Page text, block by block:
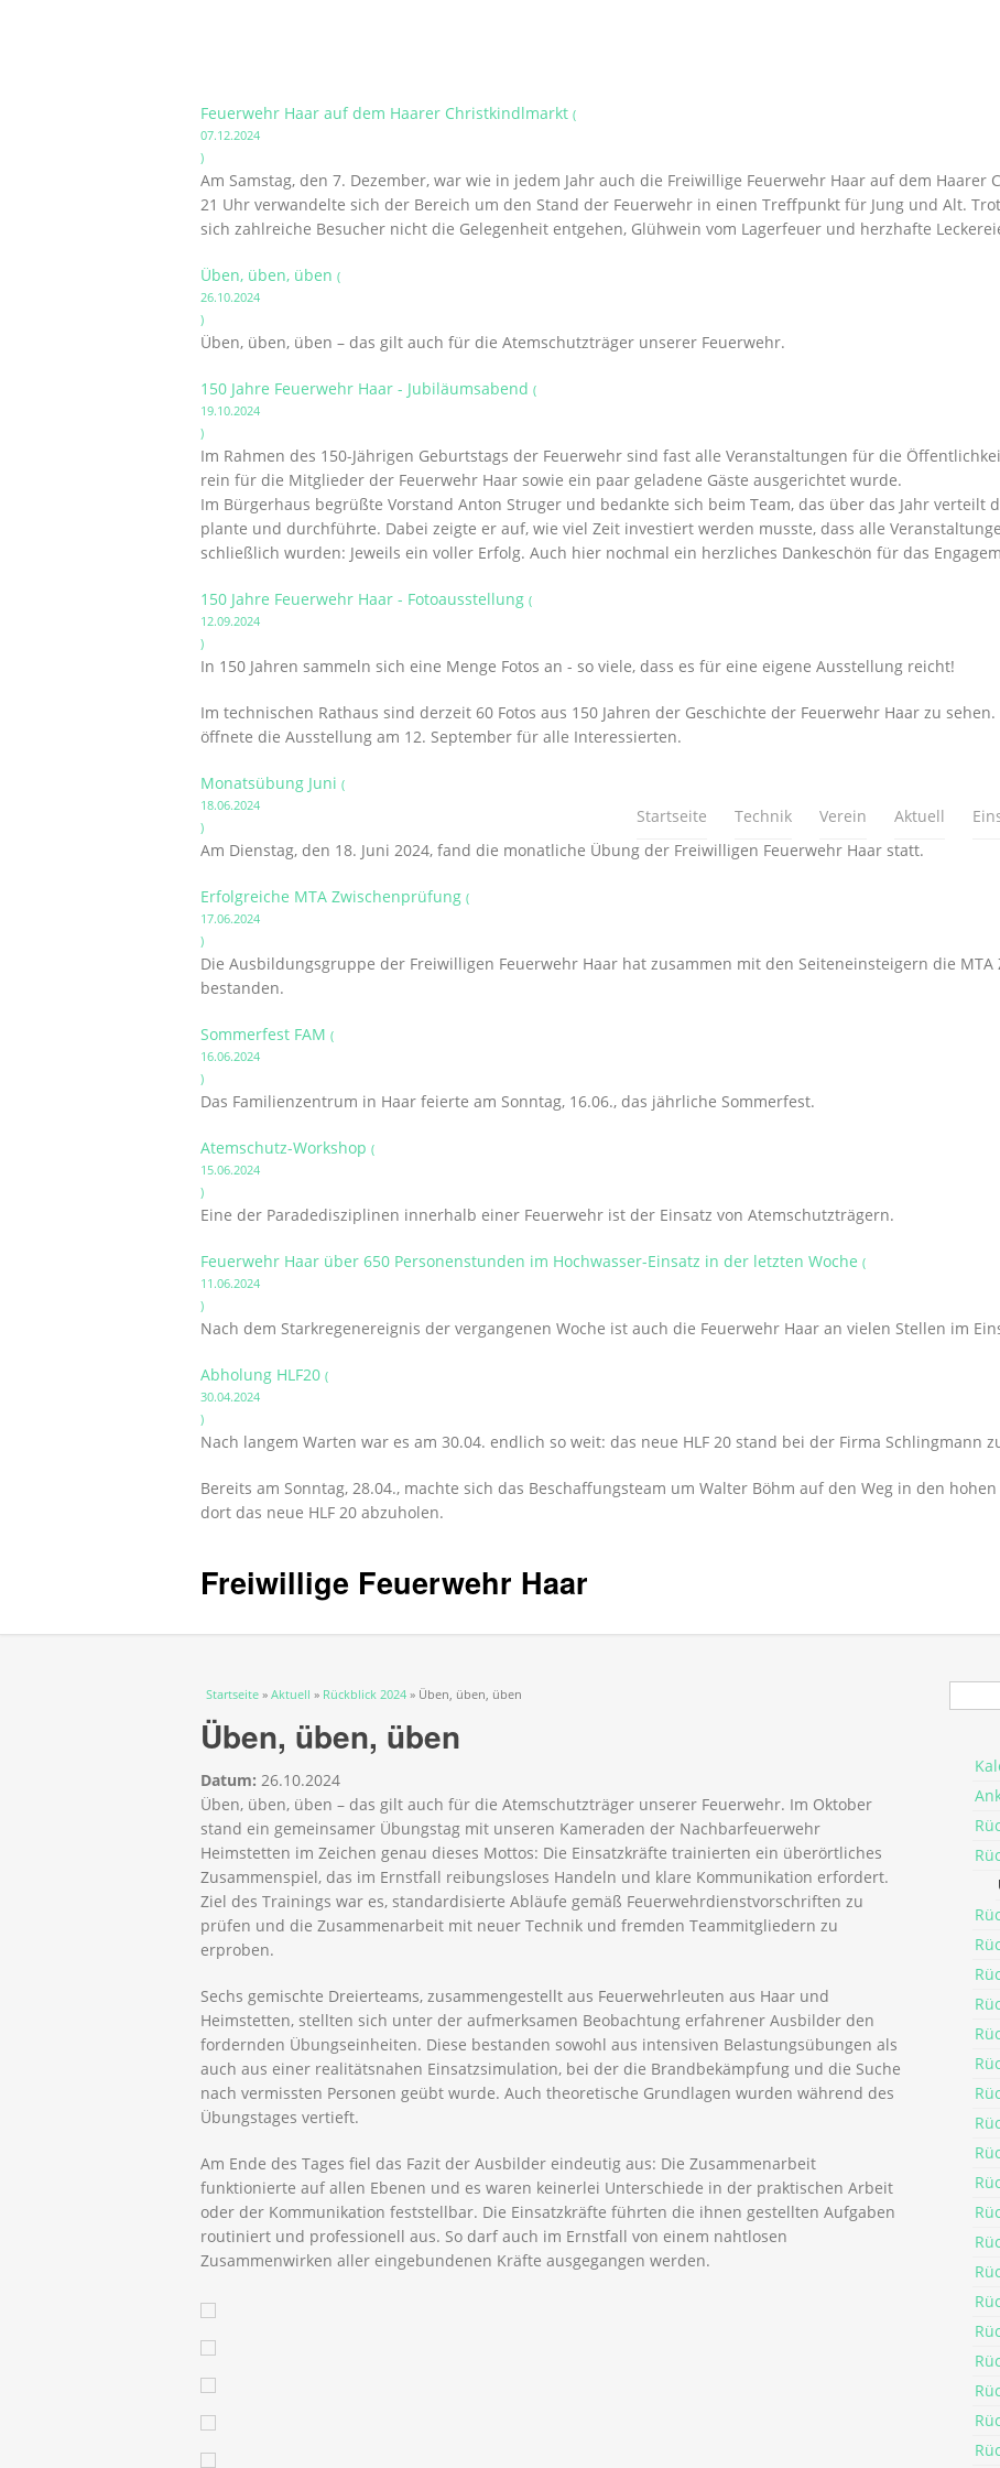
Startseite Technik Verein Aktuell
Feuerwehr Haar auf dem Haarer Christkindlmarkt (
07.12.2024
)
Am Samstag, den 7. Dezember, war wie in jedem Jahr auch die Freiwillige Feuerwehr Haar auf dem
21 Uhr verwandelte sich der Bereich um den Stand der Feuerwehr in einen Treffpunkt für Jung und Alt.
sich zahlreiche Besucher nicht die Gelegenheit entgehen, Glühwein vom Lagerfeuer und herzhafte
Üben, üben, üben (
26.10.2024
)
Üben, üben, üben – das gilt auch für die Atemschutzträger unserer Feuerwehr.
150 Jahre Feuerwehr Haar - Jubiläumsabend (
19.10.2024
)
Im Rahmen des 150-Jährigen Geburtstags der Feuerwehr sind fast alle Veranstaltungen für die
rein für die Mitglieder der Feuerwehr Haar sowie ein paar geladene Gäste ausgerichtet wurde.
Im Bürgerhaus begrüßte Vorstand Anton Struger und bedankte sich beim Team, das über das Jahr verteilt
plante und durchführte. Dabei zeigte er auf, wie viel Zeit investiert werden musste, dass alle
schließlich wurden: Jeweils ein voller Erfolg. Auch hier nochmal ein herzliches Dankeschön für das
150 Jahre Feuerwehr Haar - Fotoausstellung (
12.09.2024
)
In 150 Jahren sammeln sich eine Menge Fotos an - so viele, dass es für eine eigene Ausstellung reicht!
Im technischen Rathaus sind derzeit 60 Fotos aus 150 Jahren der Geschichte der Feuerwehr Haar zu
öffnete die Ausstellung am 12. September für alle Interessierten.
Monatsübung Juni (
18.06.2024
)
Am Dienstag, den 18. Juni 2024, fand die monatliche Übung der Freiwilligen Feuerwehr Haar statt.
Erfolgreiche MTA Zwischenprüfung (
17.06.2024
)
Die Ausbildungsgruppe der Freiwilligen Feuerwehr Haar hat zusammen mit den Seiteneinsteigern die
bestanden.
Sommerfest FAM (
16.06.2024
)
Das Familienzentrum in Haar feierte am Sonntag, 16.06., das jährliche Sommerfest.
Atemschutz-Workshop (
15.06.2024
)
Eine der Paradedisziplinen innerhalb einer Feuerwehr ist der Einsatz von Atemschutzträgern.
Feuerwehr Haar über 650 Personenstunden im Hochwasser-Einsatz in der letzten Woche (
11.06.2024
)
Nach dem Starkregenereignis der vergangenen Woche ist auch die Feuerwehr Haar an vielen Stellen im
Abholung HLF20 (
30.04.2024
)
Nach langem Warten war es am 30.04. endlich so weit: das neue HLF 20 stand bei der Firma Schlingmann
Bereits am Sonntag, 28.04., machte sich das Beschaffungsteam um Walter Böhm auf den Weg in den
dort das neue HLF 20 abzuholen.
Freiwillige Feuerwehr Haar
Sie sind hier
Startseite » Aktuell » Rückblick 2024 » Üben, üben, üben
Üben, üben, üben
Datum: 26.10.2024
Üben, üben, üben – das gilt auch für die Atemschutzträger unserer Feuerwehr. Im Oktober
stand ein gemeinsamer Übungstag mit unseren Kameraden der Nachbarfeuerwehr
Heimstetten im Zeichen genau dieses Mottos: Die Einsatzkräfte trainierten ein überörtliches
Zusammenspiel, das im Ernstfall reibungsloses Handeln und klare Kommunikation erfordert.
Ziel des Trainings war es, standardisierte Abläufe gemäß Feuerwehrdienstvorschriften zu
prüfen und die Zusammenarbeit mit neuer Technik und fremden Teammitgliedern zu
erproben.
Sechs gemischte Dreierteams, zusammengestellt aus Feuerwehrleuten aus Haar und
Heimstetten, stellten sich unter der aufmerksamen Beobachtung erfahrener Ausbilder den
fordernden Übungseinheiten. Diese bestanden sowohl aus intensiven Belastungsübungen als
auch aus einer realitätsnahen Einsatzsimulation, bei der die Brandbekämpfung und die Suche
nach vermissten Personen geübt wurde. Auch theoretische Grundlagen wurden während des
Übungstages vertieft.
Am Ende des Tages fiel das Fazit der Ausbilder eindeutig aus: Die Zusammenarbeit
funktionierte auf allen Ebenen und es waren keinerlei Unterschiede in der praktischen Arbeit
oder der Kommunikation feststellbar. Die Einsatzkräfte führten die ihnen gestellten Aufgaben
routiniert und professionell aus. So darf auch im Ernstfall von einem nahtlosen
Zusammenwirken aller eingebundenen Kräfte ausgegangen werden.